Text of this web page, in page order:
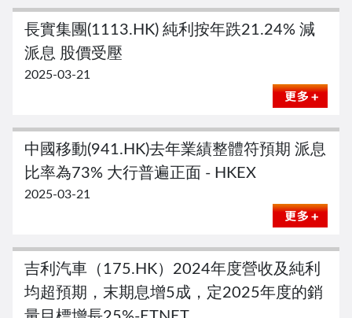
長實集團(1113.HK) 純利按年跌21.24% 減
派息 股價受壓
2025-03-21
中國移動(941.HK)去年業績整體符預期 派息
比率為73% 大行普遍正面 - HKEX
2025-03-21
吉利汽車（175.HK）2024年度營收及純利
均超預期，末期息增5成，定2025年度的銷